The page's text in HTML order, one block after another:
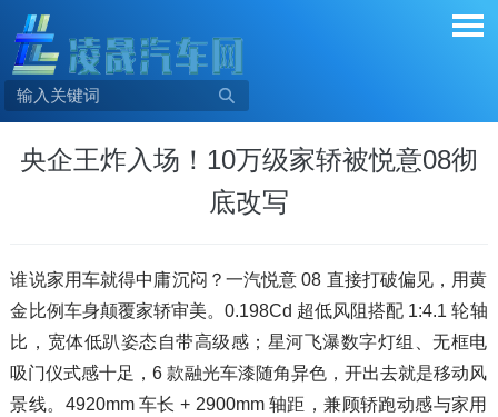

央企王炸入场！10万级家轿被悦意08彻
底改写
谁说家用车就得中庸沉闷？一汽悦意 08 直接打破偏见，用黄
金比例车身颠覆家轿审美。0.198Cd 超低风阻搭配 1:4.1 轮轴
比，宽体低趴姿态自带高级感；星河飞瀑数字灯组、无框电
吸门仪式感十足，6 款融光车漆随角异色，开出去就是移动风
景线。4920mm 车长 + 2900mm 轴距，兼顾轿跑动感与家用